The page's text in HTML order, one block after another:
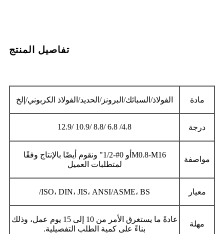
تفاصيل المنتج
مادة الفولاذ/السبائك/البرونز/الحديد/الفولاذ الكربوني/إلخ
درجة 4.8/ 6.8 /8.8 /10.9 /12.9
مواصفة
M0.8-M16
أو 0#-1/2" ونقوم أيضًا بالإنتاج وفقًا
لمتطلبات العميل
معيار ISO، DIN، JIS، ANSI/ASME، BS/
مهلة
عادةً ما يستغرق الأمر من 10 إلى 15 يوم عمل، وذلك
بناءً على كمية الطلب التفصيلية.